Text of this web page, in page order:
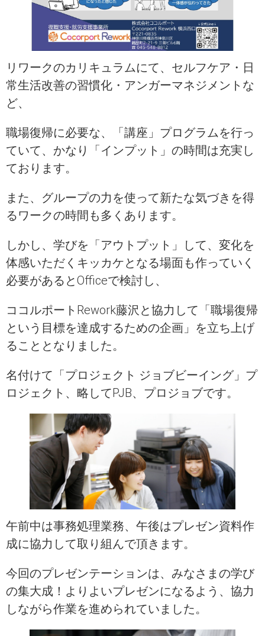
リワークのカリキュラムにて、セルフケア・日
常生活改善の習慣化・アンガーマネジメントな
ど、
職場復帰に必要な、「講座」プログラムを行っ
ていて、かなり「インプット」の時間は充実し
ております。
また、グループの力を使って新たな気づきを得
るワークの時間も多くあります。
しかし、学びを「アウトプット」して、変化を
体感いただくキッカケとなる場面も作っていく
必要があるとOfficeで検討し、
ココルポートRework藤沢と協力して「職場復帰
という目標を達成するための企画」を立ち上げ
ることとなりました。
名付けて「プロジェクト ジョブビーイング」プ
ロジェクト、略してPJB、プロジョブです。
午前中は事務処理業務、午後はプレゼン資料作
成に協力して取り組んで頂きます。
今回のプレゼンテーションは、みなさまの学び
の集大成！よりよいプレゼンになるよう、協力
しながら作業を進められていました。